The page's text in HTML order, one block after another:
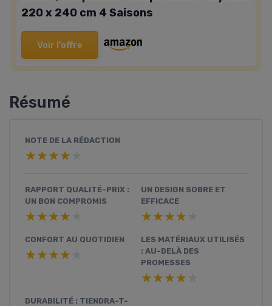
220 x 240 cm 4 Saisons
Voir l'offre
Résumé
NOTE DE LA RÉDACTION
★★★★★
★★★★★
RAPPORT QUALITÉ-PRIX :
UN BON COMPROMIS
★★★★★
★★★★★
UN DESIGN SOBRE ET
EFFICACE
★★★★★
★★★★★
CONFORT AU QUOTIDIEN
★★★★★
★★★★★
LES MATÉRIAUX UTILISÉS
: AU-DELÀ DES
PROMESSES
★★★★★
★★★★★
DURABILITÉ : TIENDRA-T-